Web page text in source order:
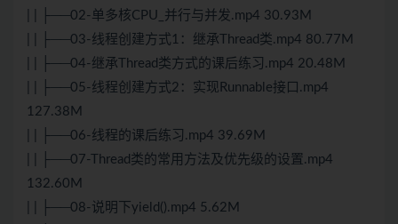
| | ├──02-单多核CPU_并行与并发.mp4 30.93M
| | ├──03-线程创建方式1：继承Thread类.mp4 80.77M
| | ├──04-继承Thread类方式的课后练习.mp4 20.48M
| | ├──05-线程创建方式2：实现Runnable接口.mp4
127.38M
| | ├──06-线程的课后练习.mp4 39.69M
| | ├──07-Thread类的常用方法及优先级的设置.mp4
132.60M
| | ├──08-说明下yield().mp4 5.62M